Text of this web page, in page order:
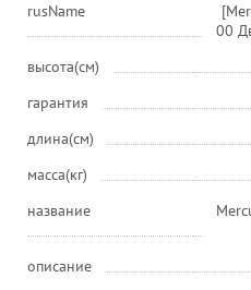
rusName
00
высота(см)
гарантия
длина(см)
масса(кг)
название
описание